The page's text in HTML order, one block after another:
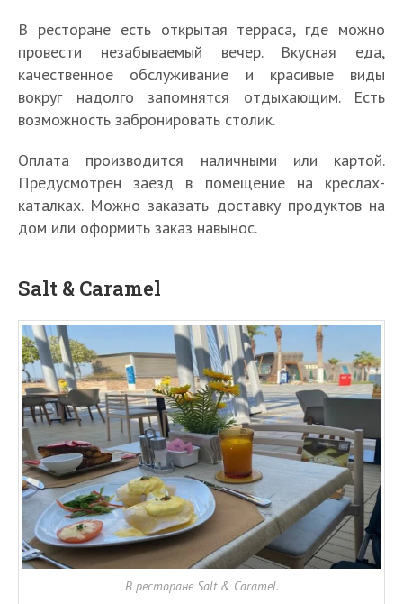
В ресторане есть открытая терраса, где можно
провести незабываемый вечер. Вкусная еда,
качественное обслуживание и красивые виды
вокруг надолго запомнятся отдыхающим. Есть
возможность забронировать столик.
Оплата производится наличными или картой.
Предусмотрен заезд в помещение на креслах-
каталках. Можно заказать доставку продуктов на
дом или оформить заказ навынос.
Salt & Caramel
В ресторане Salt & Caramel.